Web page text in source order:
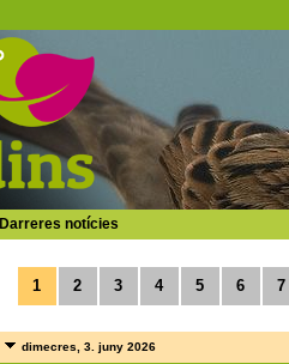
Darreres notícies
1 2 3 4 5 6 7
dimecres, 3. juny 2026